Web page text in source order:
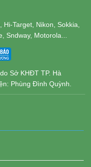
Target, Nikon, Sokkia,
Sndway, Motorola...
Sở KHĐT TP. Hà
Phùng Đình Quỳnh.